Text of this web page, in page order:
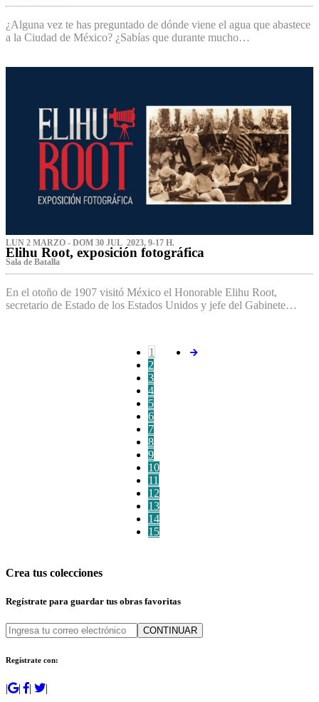
¿Alguna vez te has preguntado de dónde viene el agua que abastece
a la Ciudad de México? ¿Sabías que durante mucho…
LUN 2 MARZO - DOM 30 JUL 2023, 9-17 H.
Elihu Root, exposición fotográfica
Sala de Batalla
En el otoño de 1907 visitó México el Honorable Elihu Root,
secretario de Estado de los Estados Unidos y jefe del Gabinete…
1
2
3
4
5
6
7
8
9
10
11
12
13
14
15
Crea tus colecciones
Regístrate para guardar tus obras favoritas
CONTINUAR
Regístrate con:
| | | |